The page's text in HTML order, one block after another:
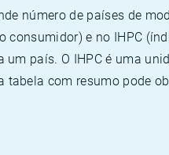
número de países de
e no IHPC
país. O IHPC é uma
com resumo pode